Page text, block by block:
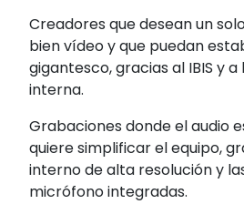
Creadores que desean un
bien vídeo y que puedan
gigantesco, gracias al IBIS y
interna.
Grabaciones donde el audio
quiere simplificar el equipo,
interno de alta resolución y
micrófono integradas.